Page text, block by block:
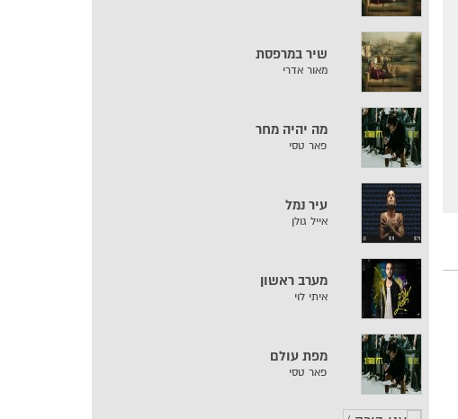
שיר במרפסת
מאור אדרי
מה יהיה מחר
פאר טסי
עיר נמל
אייל גולן
מערב ראשון
איתי לוי
מפת עולם
פאר טסי